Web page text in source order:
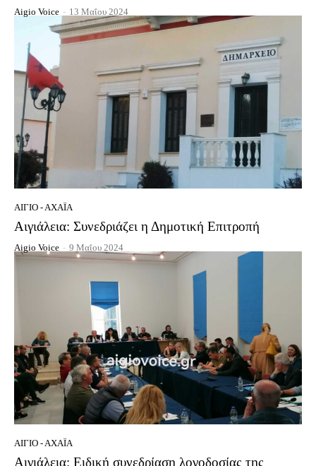
Aigio Voice - 13 Μαΐου 2024
ΑΊΓΙΟ - ΑΧΑΪ́Α
Αιγιάλεια: Συνεδριάζει η Δημοτική Επιτροπή
Aigio Voice - 9 Μαΐου 2024
ΑΊΓΙΟ - ΑΧΑΪ́Α
Αιγιάλεια: Ειδική συνεδρίαση λογοδοσίας της